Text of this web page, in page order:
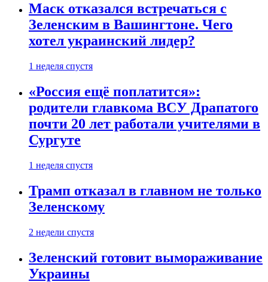
Маск отказался встречаться с
Зеленским в Вашингтоне. Чего
хотел украинский лидер?
1 неделя спустя
«Россия ещё поплатится»:
родители главкома ВСУ Драпатого
почти 20 лет работали учителями в
Сургуте
1 неделя спустя
Трамп отказал в главном не только
Зеленскому
2 недели спустя
Зеленский готовит вымораживание
Украины